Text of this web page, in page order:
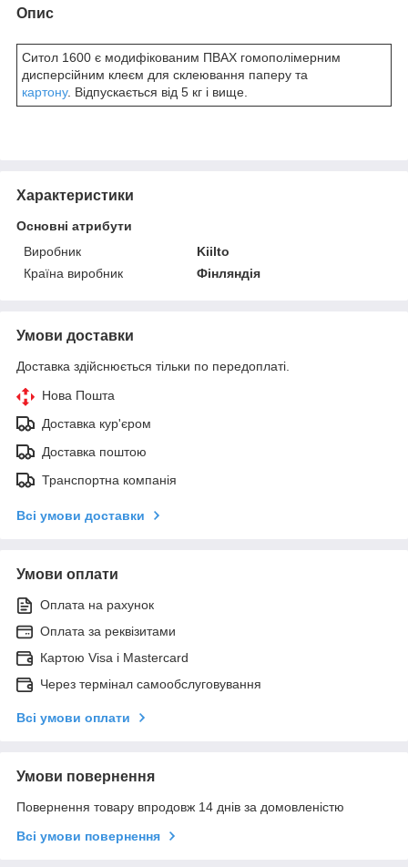
Опис
Ситол 1600 є модифікованим ПВАХ гомополімерним
дисперсійним клеєм для склеювання паперу та
картону. Відпускається від 5 кг і вище.
Характеристики
Основні атрибути
Виробник
Kiilto
Країна виробник
Фінляндія
Умови доставки
Доставка здійснюється тільки по передоплаті.
Нова Пошта
Доставка кур'єром
Доставка поштою
Транспортна компанія
Всі умови доставки
Умови оплати
Оплата на рахунок
Оплата за реквізитами
Картою Visa і Mastercard
Через термінал самообслуговування
Всі умови оплати
Умови повернення
Повернення товару впродовж 14 днів за домовленістю
Всі умови повернення